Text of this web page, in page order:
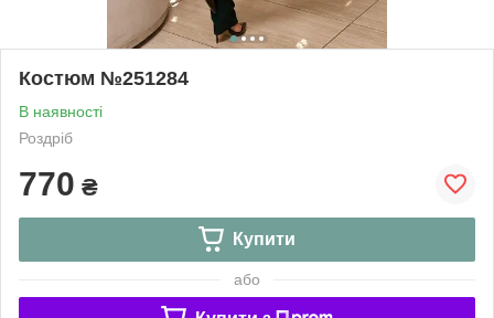
Костюм №251284
В наявності
Роздріб
770 ₴
Купити
або